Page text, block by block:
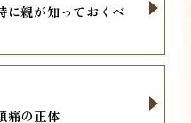
に親が知っておくべ
痛の正体